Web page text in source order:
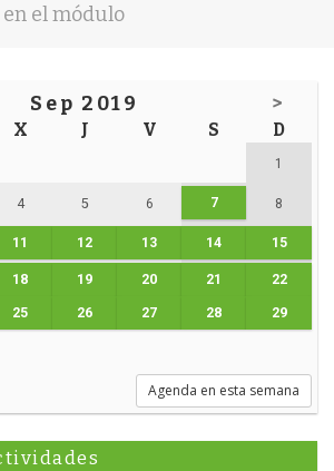
Sep 2019 >
X J V S D
1
4 5 6 7 8
11 12 13 14 15
18 19 20 21 22
25 26 27 28 29
Agenda en esta semana